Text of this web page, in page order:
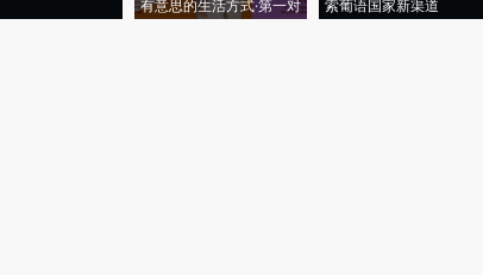
有意思的生活方式·第一对
索葡语国家新渠道